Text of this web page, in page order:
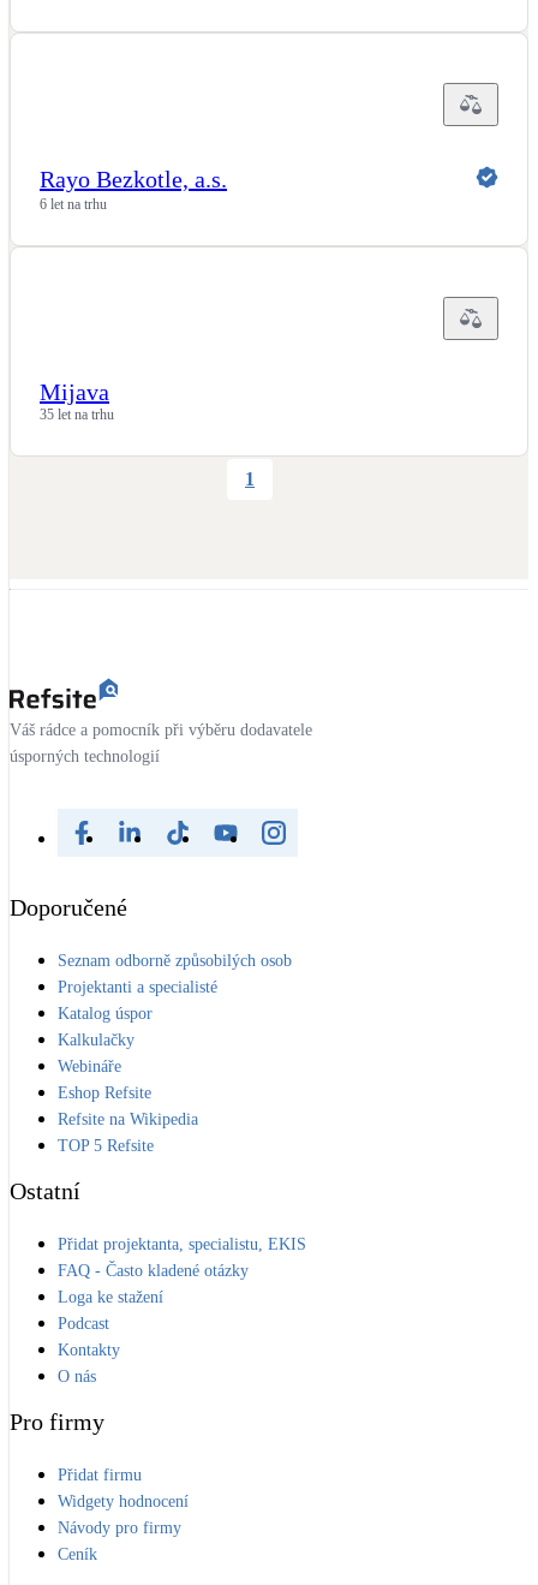
Rayo Bezkotle, a.s.
6 let na trhu
Mijava
35 let na trhu
1
Váš rádce a pomocník při výběru dodavatele
úsporných technologií
Doporučené
Seznam odborně způsobilých osob
Projektanti a specialisté
Katalog úspor
Kalkulačky
Webináře
Eshop Refsite
Refsite na Wikipedia
TOP 5 Refsite
Ostatní
Přidat projektanta, specialistu, EKIS
FAQ - Často kladené otázky
Loga ke stažení
Podcast
Kontakty
O nás
Pro firmy
Přidat firmu
Widgety hodnocení
Návody pro firmy
Ceník